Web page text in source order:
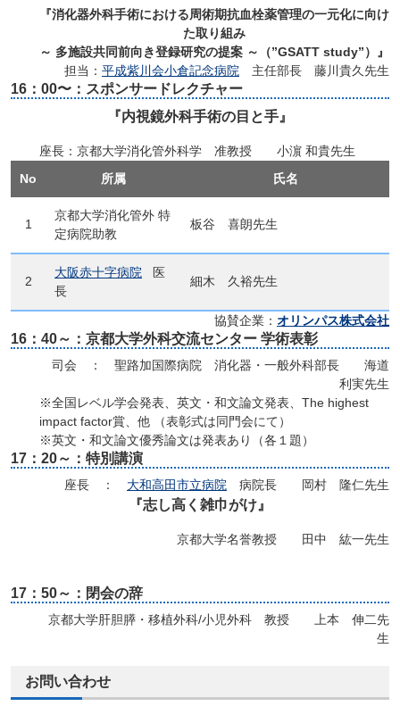
『消化器外科手術における周術期抗血栓薬管理の一元化に向け
た取り組み
～ 多施設共同前向き登録研究の提案 ～（”GSATT study”）』
担当： 平成紫川会小倉記念病院 主任部長 藤川貴久先生
16：00〜：スポンサードレクチャー
『内視鏡外科手術の目と手』
座長：京都大学消化管外科学 准教授 小濵 和貴先生
No
所属 氏名
1
京都大学消化管外 特
定病院助教
板谷 喜朗先生
2
大阪赤十字病院 医
長
細木 久裕先生
協賛企業： オリンパス株式会社
16：40～：京都大学外科交流センター 学術表彰
司会 ： 聖路加国際病院 消化器・一般外科部長 海道
利実先生
※全国レベル学会発表、英文・和文論文発表、The highest
impact factor賞、他 （表彰式は同門会にて）
※英文・和文論文優秀論文は発表あり（各１題）
17：20～：特別講演
座長 ： 大和高田市立病院 病院長 岡村 隆仁先生
『志し高く雑巾がけ』
京都大学名誉教授 田中 紘一先生
17：50～：閉会の辞
京都大学肝胆膵・移植外科/小児外科 教授 上本 伸二先
生
お問い合わせ